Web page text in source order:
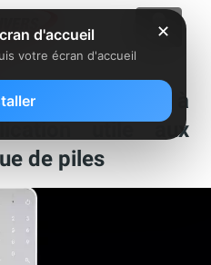
: une mise à
utile aux
de piles
✕
d'accueil
votre écran d'accueil